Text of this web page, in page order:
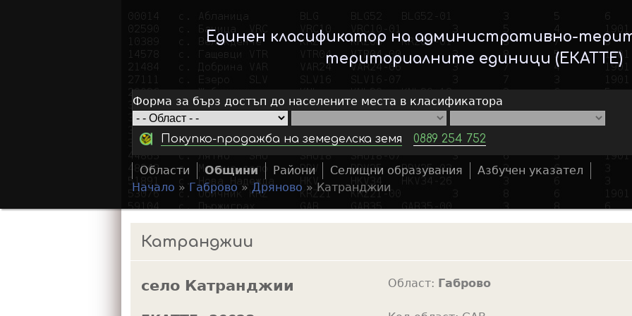
Skip
to
main
Единен класификатор на административно-
териториалните единици (ЕКАТТЕ)
Форма за бърз достъп до населените места в класификатора
Покупко-продажба на земеделска земя 0889 254 752
a
c
Области Общини Райони Селищни образувания Азбучен указател
o
Начало »Габрово » Дряново » Катранджии
Катранджии
село Катранджии Област: Габрово